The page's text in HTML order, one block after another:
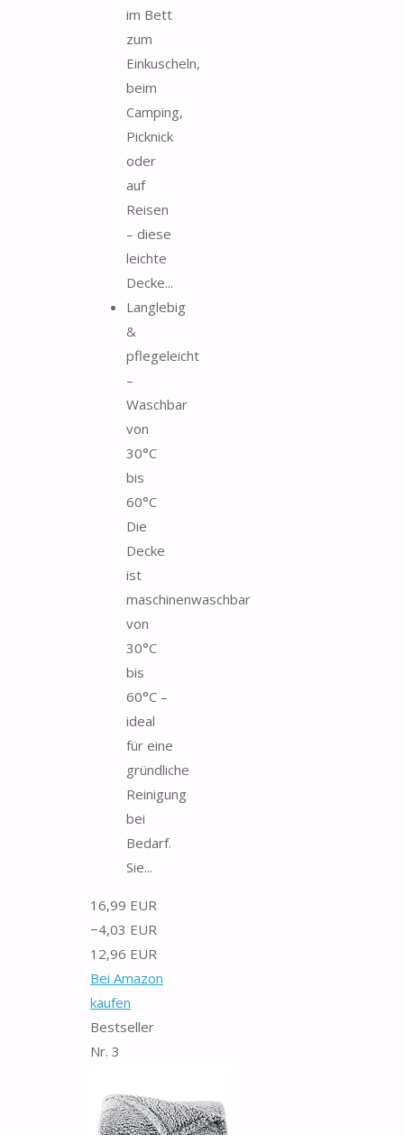
im Bett
zum
Einkuscheln,
beim
Camping,
Picknick
oder
auf
Reisen
– diese
leichte
Decke...
Langlebig
&
pflegeleicht
–
Waschbar
von
30°C
bis
60°C
Die
Decke
ist
maschinenwaschbar
von
30°C
bis
60°C –
ideal
für eine
gründliche
Reinigung
bei
Bedarf.
Sie...
16,99 EUR
−4,03 EUR
12,96 EUR
Bei Amazon
kaufen
Bestseller
Nr. 3